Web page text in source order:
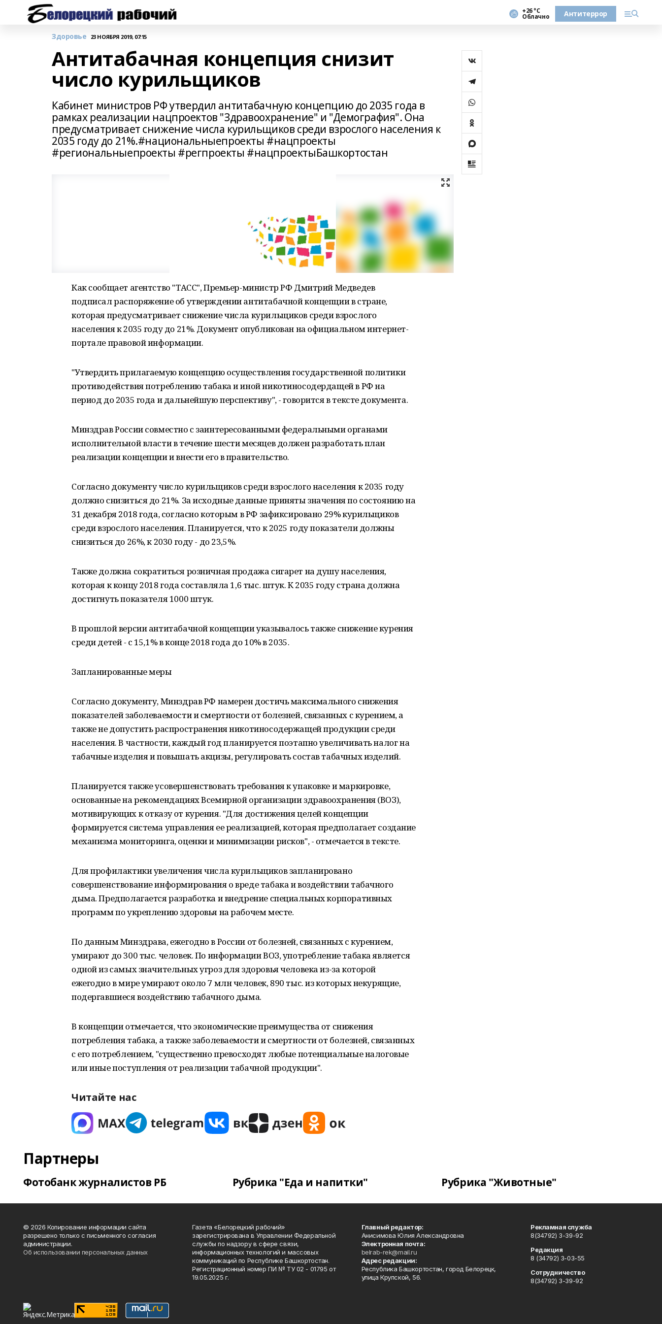
+26 °С
Облачно Антитеррор
Здоровье 23 НОЯБРЯ 2019, 07:15
Антитабачная концепция снизит
число курильщиков
Кабинет министров РФ утвердил антитабачную концепцию до 2035 года в
рамках реализации нацпроектов "Здравоохранение" и "Демография". Она
предусматривает снижение числа курильщиков среди взрослого населения к
2035 году до 21%.#национальныепроекты #нацпроекты
#региональныепроекты #регпроекты #нацпроектыБашкортостан
Как сообщает агентство "ТАСС", Премьер-министр РФ Дмитрий Медведев
подписал распоряжение об утверждении антитабачной концепции в стране,
которая предусматривает снижение числа курильщиков среди взрослого
населения к 2035 году до 21%. Документ опубликован на официальном интернет-
портале правовой информации.
"Утвердить прилагаемую концепцию осуществления государственной политики
противодействия потреблению табака и иной никотиносодердащей в РФ на
период до 2035 года и дальнейшую перспективу", - говорится в тексте документа.
Минздрав России совместно с заинтересованными федеральными органами
исполнительной власти в течение шести месяцев должен разработать план
реализации концепции и внести его в правительство.
Согласно документу число курильщиков среди взрослого населения к 2035 году
должно снизиться до 21%. За исходные данные приняты значения по состоянию на
31 декабря 2018 года, согласно которым в РФ зафиксировано 29% курильщиков
среди взрослого населения. Планируется, что к 2025 году показатели должны
снизиться до 26%, к 2030 году - до 23,5%.
Также должна сократиться розничная продажа сигарет на душу населения,
которая к концу 2018 года составляла 1,6 тыс. штук. К 2035 году страна должна
достигнуть показателя 1000 штук.
В прошлой версии антитабачной концепции указывалось также снижение курения
среди детей - с 15,1% в конце 2018 года до 10% в 2035.
Запланированные меры
Согласно документу, Минздрав РФ намерен достичь максимального снижения
показателей заболеваемости и смертности от болезней, связанных с курением, а
также не допустить распространения никотиносодержащей продукции среди
населения. В частности, каждый год планируется поэтапно увеличивать налог на
табачные изделия и повышать акцизы, регулировать состав табачных изделий.
Планируется также усовершенствовать требования к упаковке и маркировке,
основанные на рекомендациях Всемирной организации здравоохранения (ВОЗ),
мотивирующих к отказу от курения. "Для достижения целей концепции
формируется система управления ее реализацией, которая предполагает создание
механизма мониторинга, оценки и минимизации рисков", - отмечается в тексте.
Для профилактики увеличения числа курильщиков запланировано
совершенствование информирования о вреде табака и воздействии табачного
дыма. Предполагается разработка и внедрение специальных корпоративных
программ по укреплению здоровья на рабочем месте.
По данным Минздрава, ежегодно в России от болезней, связанных с курением,
умирают до 300 тыс. человек. По информации ВОЗ, употребление табака является
одной из самых значительных угроз для здоровья человека из-за которой
ежегодно в мире умирают около 7 млн человек, 890 тыс. из которых некурящие,
подергавшиеся воздействию табачного дыма.
В концепции отмечается, что экономические преимущества от снижения
потребления табака, а также заболеваемости и смертности от болезней, связанных
с его потреблением, "существенно превосходят любые потенциальные налоговые
или иные поступления от реализации табачной продукции".
Читайте нас
Партнеры
Фотобанк журналистов РБ Рубрика "Еда и напитки" Рубрика "Животные"
© 2026 Копирование информации сайта
разрешено только с письменного согласия
администрации.
Об использовании персональных данных
Газета «Белорецкий рабочий»
зарегистрирована в Управлении Федеральной
службы по надзору в сфере связи,
информационных технологий и массовых
коммуникаций по Республике Башкортостан.
Регистрационный номер ПИ № ТУ 02 - 01795 от
19.05.2025 г.
Главный редактор:
Анисимова Юлия Александровна
Электронная почта:
belrab-rek@mail.ru
Адрес редакции:
Республика Башкортостан, город Белорецк,
улица Крупской, 56.
Рекламная служба
8(34792) 3-39-92
Редакция
8 (34792) 3-03-55
Сотрудничество
8(34792) 3-39-92